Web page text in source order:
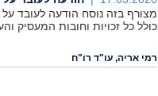
מצורף בזה נוסח הודעה לעובד
כולל כל זכויות וחובות המעסיק
רמי אריה, עו"ד רו"ח